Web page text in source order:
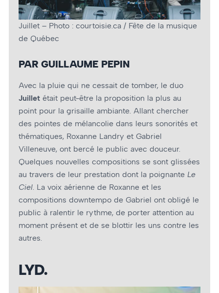
Juillet – Photo : courtoisie.ca / Fête de la musique
de Québec
PAR GUILLAUME PEPIN
Avec la pluie qui ne cessait de tomber, le duo
Juillet était peut-être la proposition la plus au
point pour la grisaille ambiante. Allant chercher
des pointes de mélancolie dans leurs sonorités et
thématiques, Roxanne Landry et Gabriel
Villeneuve, ont bercé le public avec douceur.
Quelques nouvelles compositions se sont glissées
au travers de leur prestation dont la poignante Le
Ciel. La voix aérienne de Roxanne et les
compositions downtempo de Gabriel ont obligé le
public à ralentir le rythme, de porter attention au
moment présent et de se blottir les uns contre les
autres.
LYD.